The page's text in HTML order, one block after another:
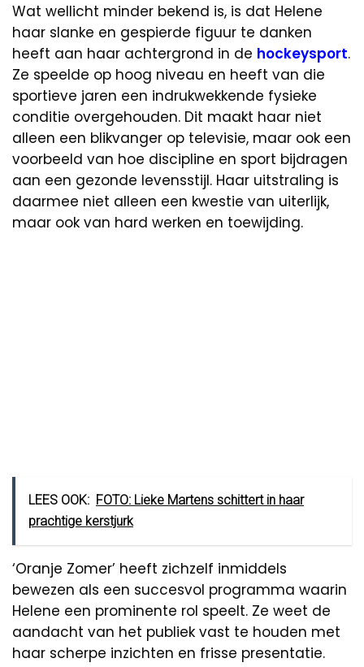
Wat wellicht minder bekend is, is dat Helene
haar slanke en gespierde figuur te danken
heeft aan haar achtergrond in de hockeysport.
Ze speelde op hoog niveau en heeft van die
sportieve jaren een indrukwekkende fysieke
conditie overgehouden. Dit maakt haar niet
alleen een blikvanger op televisie, maar ook een
voorbeeld van hoe discipline en sport bijdragen
aan een gezonde levensstijl. Haar uitstraling is
daarmee niet alleen een kwestie van uiterlijk,
maar ook van hard werken en toewijding.
LEES OOK: FOTO: Lieke Martens schittert in haar
prachtige kerstjurk
‘Oranje Zomer’ heeft zichzelf inmiddels
bewezen als een succesvol programma waarin
Helene een prominente rol speelt. Ze weet de
aandacht van het publiek vast te houden met
haar scherpe inzichten en frisse presentatie.